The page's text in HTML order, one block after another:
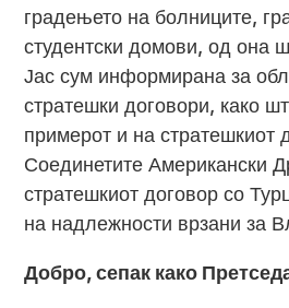
градењето на болниците,
студентски домови, од она
Јас сум информирана за
стратешки договори, како
примерот и на стратешкиот
Соединетите Американски
стратешкиот договор со
на надлежности врзани за
Добро, сепак како